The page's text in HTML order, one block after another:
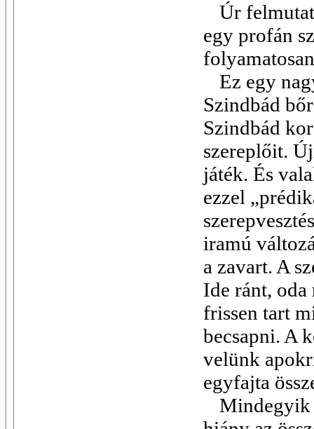
Úr
egy profán
Ez egy
Szindbád
Szindbád
szereplőit.
játék. És
ezzel
iramú
a zavart. A
Ide ránt,
frissen tart
becsapni. A
velünk
egyfajta
Mindegyik